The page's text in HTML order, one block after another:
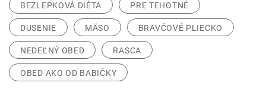
BEZLEPKOVÁ DIÉTA PRE TEHOTNÉ
DUSENIE MÄSO BRAVČOVÉ PLIECKO
NEDEĽNÝ OBED RASCA
OBED AKO OD BABIČKY